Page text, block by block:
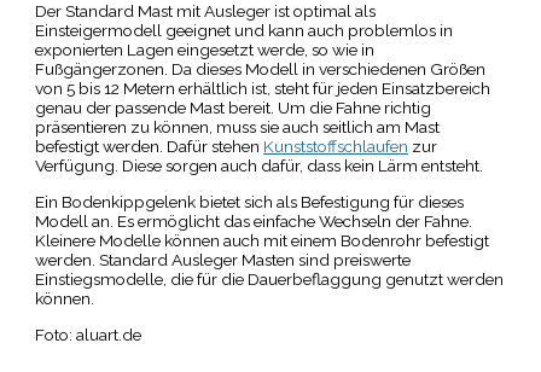
Der Standard Mast mit Ausleger ist optimal als
Einsteigermodell geeignet und kann auch problemlos in
exponierten Lagen eingesetzt werde, so wie in
Fußgängerzonen. Da dieses Modell in verschiedenen Größen
von 5 bis 12 Metern erhältlich ist, steht für jeden Einsatzbereich
genau der passende Mast bereit. Um die Fahne richtig
präsentieren zu können, muss sie auch seitlich am Mast
befestigt werden. Dafür stehen Kunststoffschlaufen zur
Verfügung. Diese sorgen auch dafür, dass kein Lärm entsteht.
Ein Bodenkippgelenk bietet sich als Befestigung für dieses
Modell an. Es ermöglicht das einfache Wechseln der Fahne.
Kleinere Modelle können auch mit einem Bodenrohr befestigt
werden. Standard Ausleger Masten sind preiswerte
Einstiegsmodelle, die für die Dauerbeflaggung genutzt werden
können.
Foto: aluart.de